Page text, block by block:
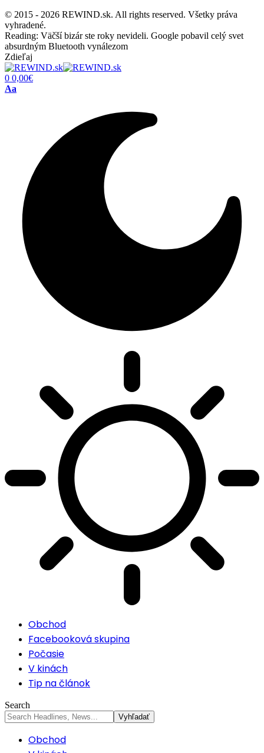
© 2015 - 2026 REWIND.sk. All rights reserved. Všetky práva
vyhradené.
Reading: Väčší bizár ste roky nevideli. Google pobavil celý svet
absurdným Bluetooth vynálezom
Zdieľaj
0 0,00€
Font
Aa
Obchod
Facebooková skupina
Počasie
V kinách
Tip na článok
Search
Obchod